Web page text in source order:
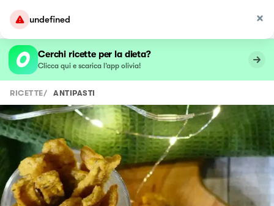
undefined
Cerchi ricette per la dieta?
Clicca qui e scarica l’app olivia!
RICETTE/ ANTIPASTI